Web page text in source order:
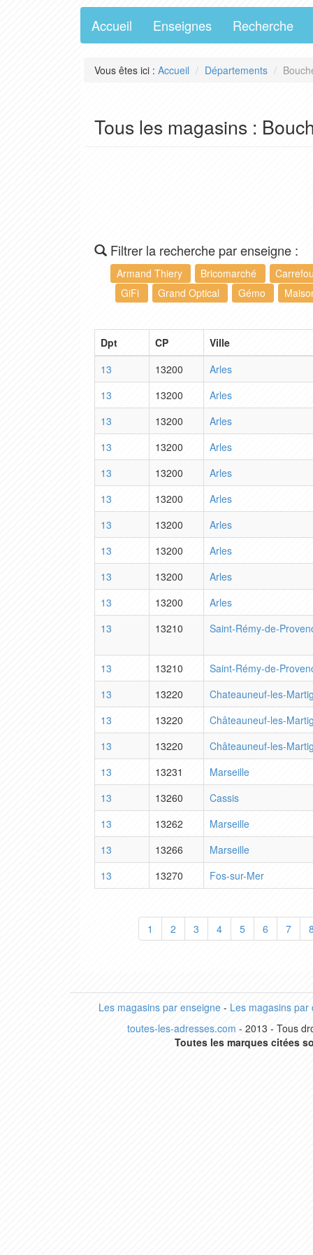
Accueil Enseignes Recherche
Vous êtes ici : Accueil Départements
Tous les magasins :
Filtrer la recherche par enseigne :
Armand Thiery Bricomarché
GiFi
Grand Optical Gémo
Dpt CP
Ville
13
13200
Arles
13
13200
Arles
13
13200
Arles
13
13200
Arles
13
13200
Arles
13
13200
Arles
13
13200
Arles
13
13200
Arles
13
13200
Arles
13
13200
Arles
13
13210 Saint-Rémy-de-
13 13210
Saint-Rémy-de-
13
13220
Chateauneuf-les-
13
13220
Châteauneuf-les-
13
13220
Châteauneuf-les-
13
13231
Marseille
13
13260
Cassis
13
13262
Marseille
13
13266
Marseille
13
13270 Fos-sur-Mer
1 2 3 4 5 6 7
Les magasins par enseigne- Les magasins par
toutes-les-adresses.com - 2013 - Tous
Toutes les marques citées